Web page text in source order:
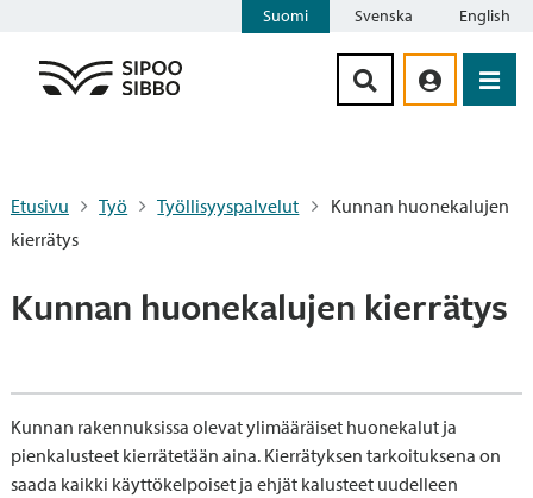
Suomi Svenska English
Etusivu Työ Työllisyyspalvelut
Kunnan huonekalujen
kierrätys
Kunnan huonekalujen kierrätys
Kunnan rakennuksissa olevat ylimääräiset huonekalut ja
pienkalusteet kierrätetään aina. Kierrätyksen tarkoituksena on
saada kaikki käyttökelpoiset ja ehjät kalusteet uudelleen